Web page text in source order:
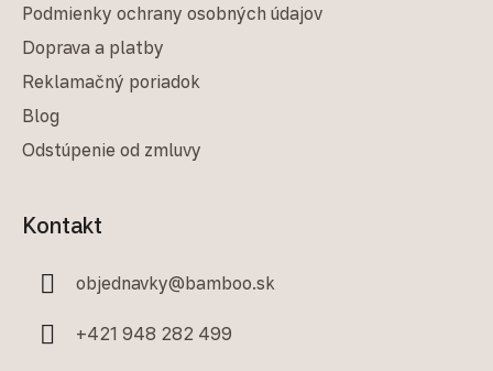
Podmienky ochrany osobných údajov
Doprava a platby
Reklamačný poriadok
Blog
Odstúpenie od zmluvy
Kontakt
objednavky@bamboo.sk
+421 948 282 499